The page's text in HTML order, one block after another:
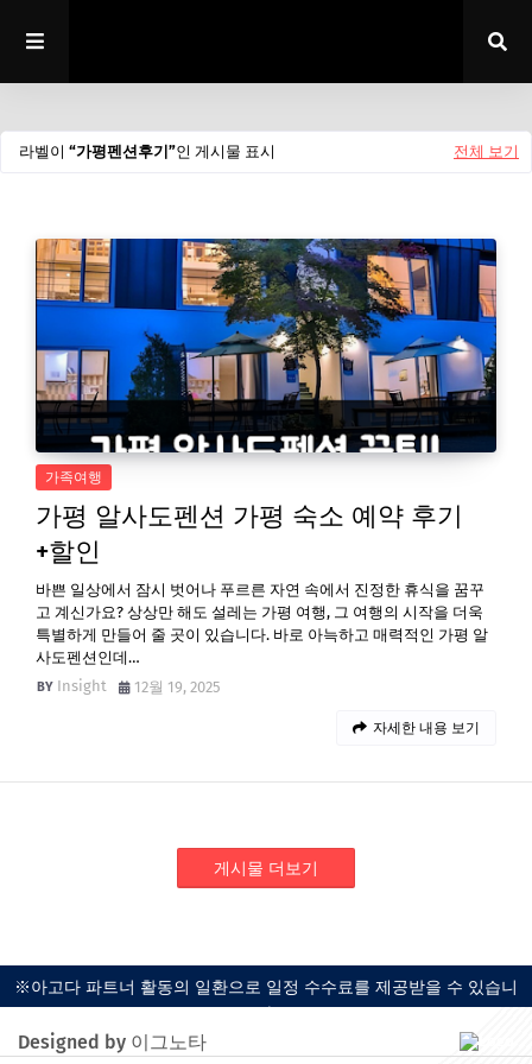
라벨이 가평펜션후기 인 게시물 표시 전체 보기
가족여행
가평 알사도펜션 가평 숙소 예약 후기
+할인
바쁜 일상에서 잠시 벗어나 푸르른 자연 속에서 진정한 휴식을 꿈꾸
고 계신가요? 상상만 해도 설레는 가평 여행, 그 여행의 시작을 더욱
특별하게 만들어 줄 곳이 있습니다. 바로 아늑하고 매력적인 가평 알
사도펜션인데…
Insight
12월 19, 2025
자세한 내용 보기
게시물 더보기
※아고다 파트너 활동의 일환으로 일정 수수료를 제공받을 수 있습니
다.
Designed by 이그노타